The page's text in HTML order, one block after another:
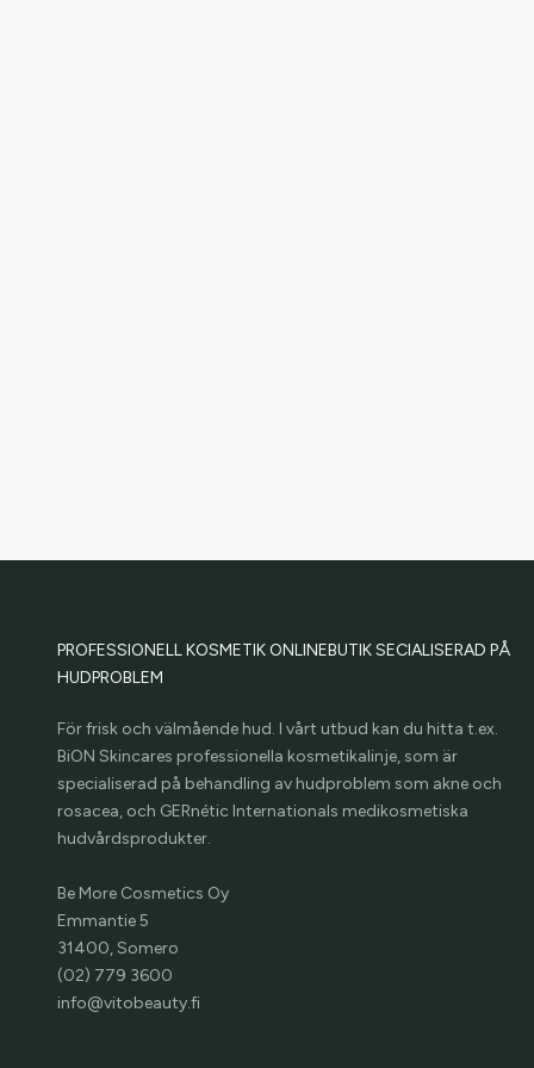
PROFESSIONELL KOSMETIK ONLINEBUTIK SECIALISERAD PÅ
HUDPROBLEM
För frisk och välmående hud. I vårt utbud kan du hitta t.ex.
BiON Skincares professionella kosmetikalinje, som är
specialiserad på behandling av hudproblem som akne och
rosacea, och GERnétic Internationals medikosmetiska
hudvårdsprodukter.
Be More Cosmetics Oy
Emmantie 5
31400, Somero
(02) 779 3600
info@vitobeauty.fi